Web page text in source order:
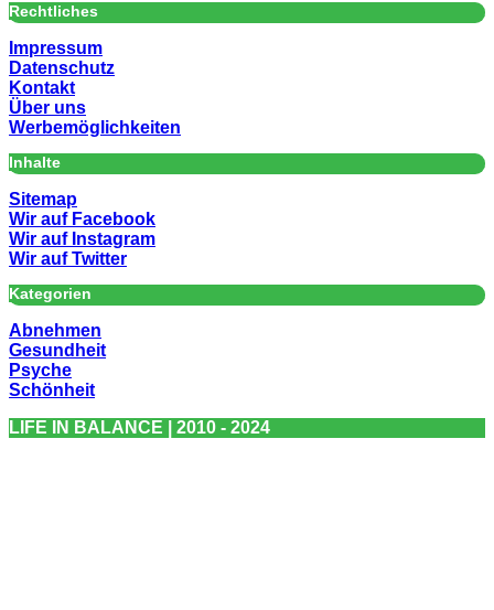
Rechtliches
Impressum
Datenschutz
Kontakt
Über uns
Werbemöglichkeiten
Inhalte
Sitemap
Wir auf Facebook
Wir auf Instagram
Wir auf Twitter
Kategorien
Abnehmen
Gesundheit
Psyche
Schönheit
LIFE IN BALANCE | 2010 - 2024